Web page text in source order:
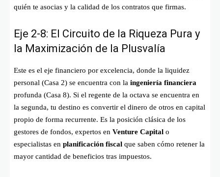
quién te asocias y la calidad de los contratos que firmas.
Eje 2-8: El Circuito de la Riqueza Pura y
la Maximización de la Plusvalía
Este es el eje financiero por excelencia, donde la liquidez
personal (Casa 2) se encuentra con la ingeniería financiera
profunda (Casa 8). Si el regente de la octava se encuentra en
la segunda, tu destino es convertir el dinero de otros en capital
propio de forma recurrente. Es la posición clásica de los
gestores de fondos, expertos en Venture Capital o
especialistas en planificación fiscal que saben cómo retener la
mayor cantidad de beneficios tras impuestos.